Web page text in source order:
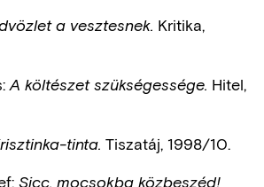
a vesztesnek. Kritika,
A költészet szükségessége. Hitel,
tinta. Tiszatáj, 1998/10.
Sicc, mocsokba közbeszéd!